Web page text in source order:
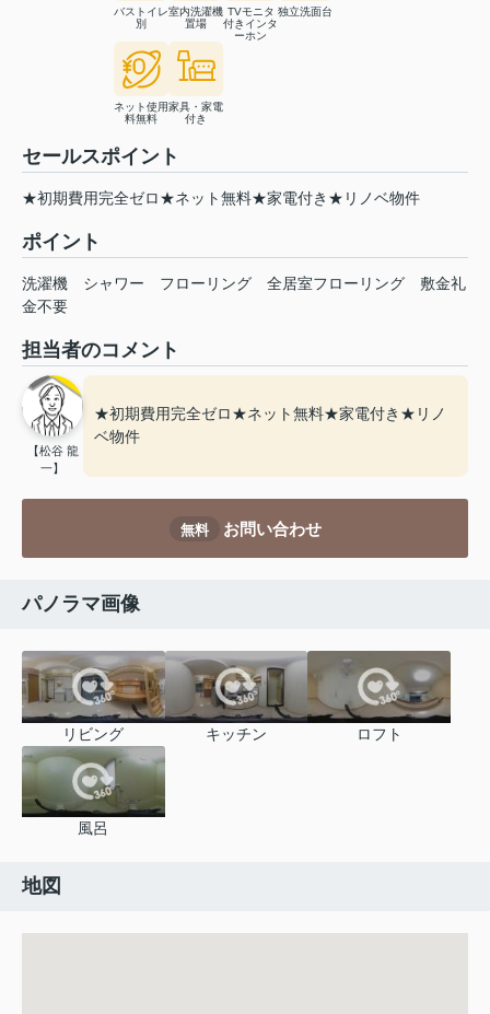
バストイレ
別
室内洗濯機
置場
TVモニタ
付きインタ
ーホン
独立洗面台
ネット使用
料無料
家具・家電
付き
セールスポイント
★初期費用完全ゼロ★ネット無料★家電付き★リノベ物件
ポイント
洗濯機 シャワー フローリング 全居室フローリング
敷金礼
金不要
担当者のコメント
【松谷 龍
一】
★初期費用完全ゼロ★ネット無料★家電付き★リノ
ベ物件
無料 お問い合わせ
パノラマ画像
リビング キッチン ロフト
風呂
地図